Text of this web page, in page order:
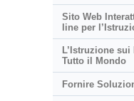
Sito Web
line per
L’Istruzione
Tutto il Mondo
Fornire